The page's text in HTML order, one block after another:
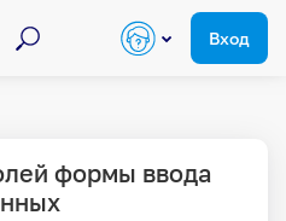
Вход
формы ввода